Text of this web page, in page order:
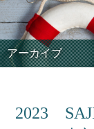
イベント
釣り天
アーカイブ
2023